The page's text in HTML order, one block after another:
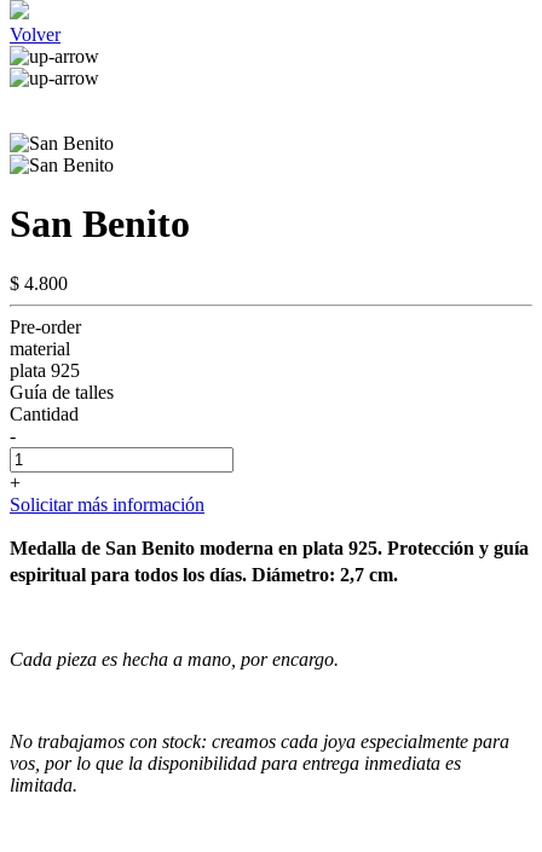
Volver
San Benito
$ 4.800
Pre-order
material
plata 925
Guía de talles
Cantidad
-
+
Solicitar más información
Medalla de San Benito moderna en plata 925. Protección y guía
espiritual para todos los días. Diámetro: 2,7 cm.
Cada pieza es hecha a mano, por encargo.
No trabajamos con stock: creamos cada joya especialmente para
vos, por lo que la disponibilidad para entrega inmediata es
limitada.